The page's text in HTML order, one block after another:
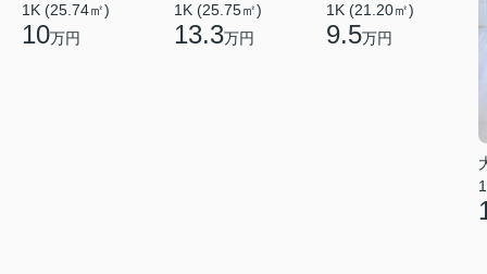
1K (25.74㎡)
10万円
1K (25.75㎡)
13.3万円
1K (21.20㎡)
9.5万円